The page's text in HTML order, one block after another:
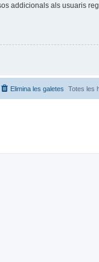
addicionals als usuaris
Totes les
Elimina les galetes